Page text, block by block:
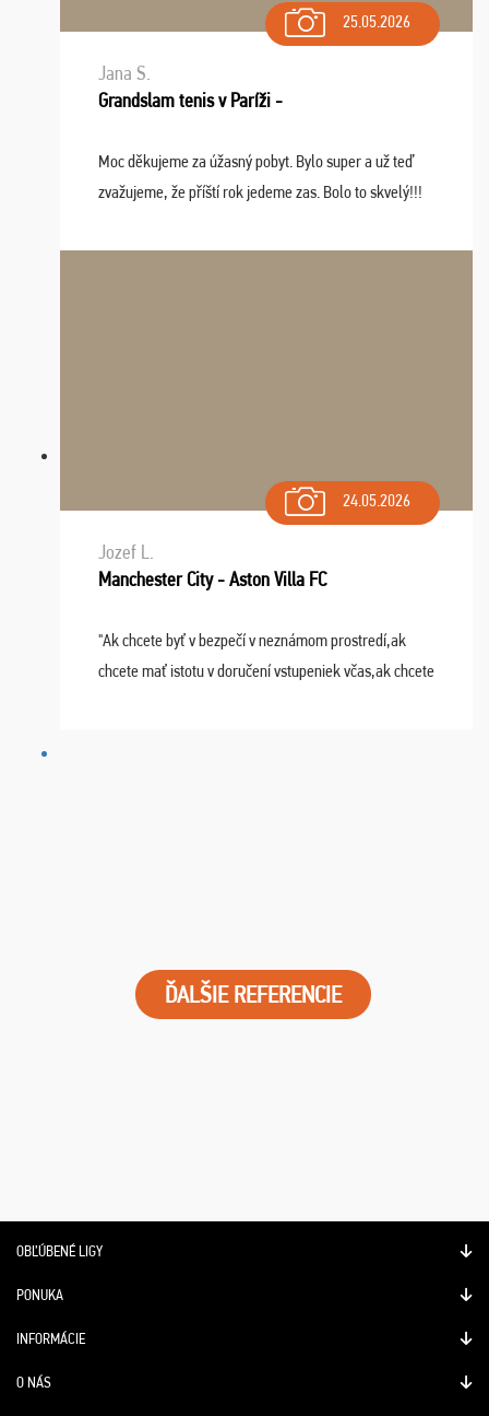
25.05.2026
Jana S.
Grandslam tenis v Paríži -
Moc děkujeme za úžasný pobyt. Bylo super a už teď
zvažujeme, že příští rok jedeme zas. Bolo to skvelý!!!
24.05.2026
Jozef L.
Manchester City - Aston Villa FC
"Ak chcete byť v bezpečí v neznámom prostredí,ak
chcete mať istotu v doručení vstupeniek včas,ak chcete
ĎALŠIE REFERENCIE
OBĽÚBENÉ LIGY
PONUKA
INFORMÁCIE
O NÁS